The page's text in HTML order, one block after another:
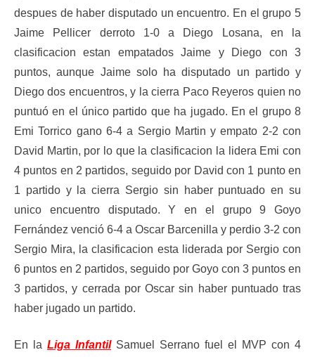
despues de haber disputado un encuentro. En el grupo 5
Jaime Pellicer derroto 1-0 a Diego Losana, en la
clasificacion estan empatados Jaime y Diego con 3
puntos, aunque Jaime solo ha disputado un partido y
Diego dos encuentros, y la cierra Paco Reyeros quien no
puntuó en el único partido que ha jugado. En el grupo 8
Emi Torrico gano 6-4 a Sergio Martin y empato 2-2 con
David Martin, por lo que la clasificacion la lidera Emi con
4 puntos en 2 partidos, seguido por David con 1 punto en
1 partido y la cierra Sergio sin haber puntuado en su
unico encuentro disputado. Y en el grupo 9 Goyo
Fernández venció 6-4 a Oscar Barcenilla y perdio 3-2 con
Sergio Mira, la clasificacion esta liderada por Sergio con
6 puntos en 2 partidos, seguido por Goyo con 3 puntos en
3 partidos, y cerrada por Oscar sin haber puntuado tras
haber jugado un partido.
En la Liga InfantilSamuel Serrano fuel el MVP con 4